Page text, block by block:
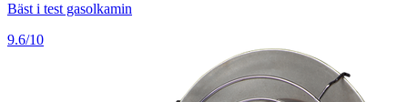
Bäst i test gasolkamin
9.6/10